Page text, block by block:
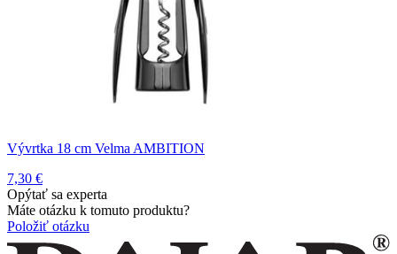
Vývrtka 18 cm Velma AMBITION
7,30 €
Opýtať sa experta
Máte otázku k tomuto produktu?
Položiť otázku